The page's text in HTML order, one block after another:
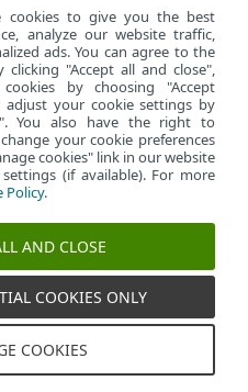
veebilehte
Küpsisepoliitika
cookies to give you the best
analyze our website traffic,
ads. You can agree to the
"Accept all and close",
by choosing "Accept
adjust your cookie settings by
You also have the right to
your cookie preferences
cookies" link in our website
(if available). For more
Policy.
AND CLOSE
COOKIES ONLY
COOKIES